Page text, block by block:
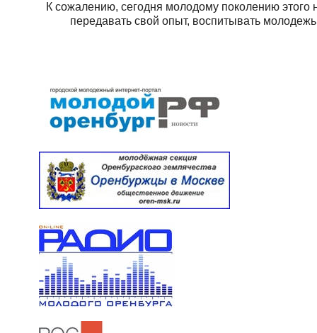
К сожалению, сегодня молодому поколению
передавать свой опыт, воспитывать